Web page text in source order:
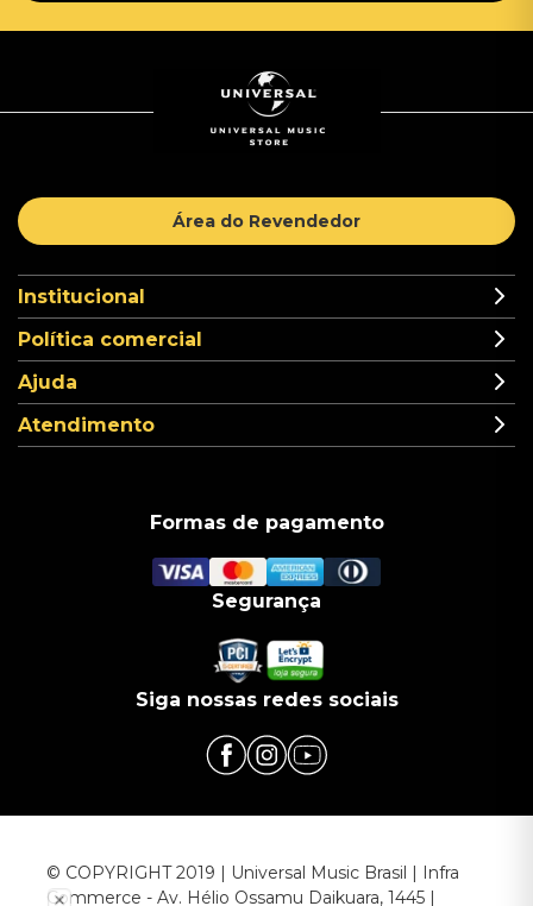
Área do Revendedor
Institucional
Política comercial
Ajuda
Atendimento
Formas de pagamento
Segurança
Siga nossas redes sociais
© COPYRIGHT 2019 | Universal Music Brasil | Infra
Commerce - Av. Hélio Ossamu Daikuara, 1445 |